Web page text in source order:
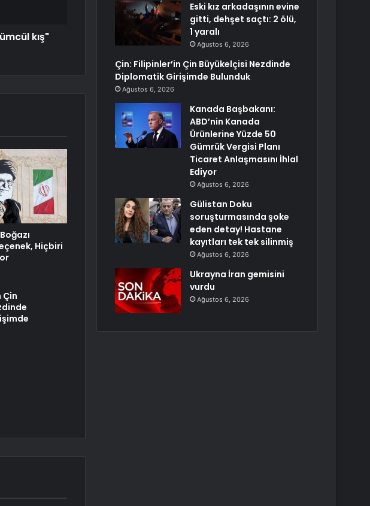
kış"
Hiçbiri
Çin
Eski kız arkadaşının evine
gitti, dehşet saçtı: 2 ölü,
1 yaralı
Ağustos 6, 2026
Çin: Filipinler’in Çin Büyükelçisi Nezdinde
Diplomatik Girişimde Bulunduk
Ağustos 6, 2026
Kanada Başbakanı:
ABD’nin Kanada
Ürünlerine Yüzde 50
Gümrük Vergisi Planı
Ticaret Anlaşmasını İhlal
Ediyor
Ağustos 6, 2026
Gülistan Doku
soruşturmasında şoke
eden detay! Hastane
kayıtları tek tek silinmiş
Ağustos 6, 2026
Ukrayna İran gemisini
vurdu
Ağustos 6, 2026